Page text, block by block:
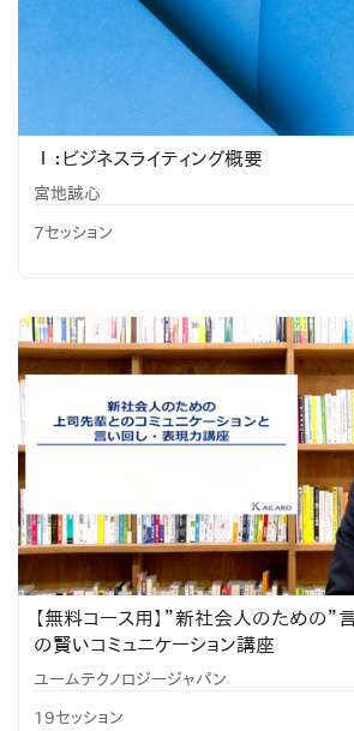
Ⅰ：ビジネスライティング概要
宮地誠心
7セッション
【無料コース用】”新社会人のための”
の賢いコミュニケーション講座
ユームテクノロジージャパン
19セッション